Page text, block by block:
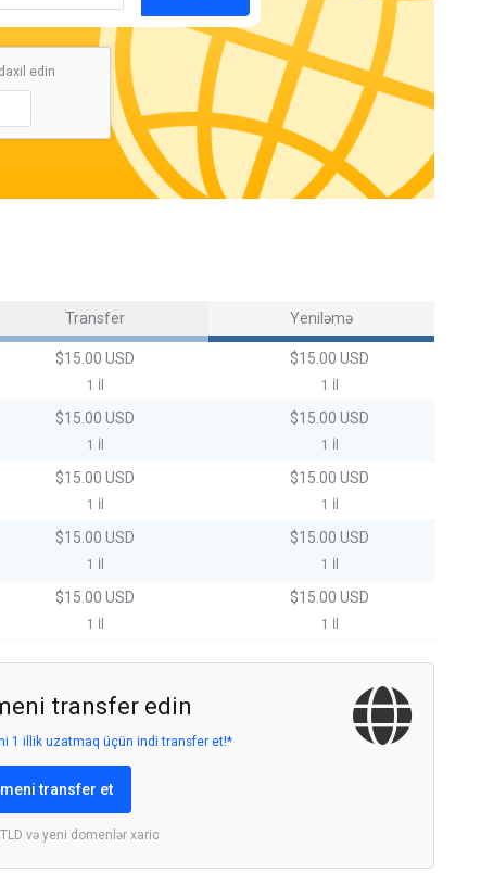
edin
Transfer Yeniləmə
$15.00 USD
1 İl
$15.00 USD
1 İl
$15.00 USD
1 İl
$15.00 USD
1 İl
$15.00 USD
1 İl
$15.00 USD
1 İl
$15.00 USD
1 İl
$15.00 USD
1 İl
$15.00 USD
1 İl
$15.00 USD
1 İl
transfer edin
1 illik uzatmaq üçün indi transfer et!*
transfer et
və yeni domenlər xaric